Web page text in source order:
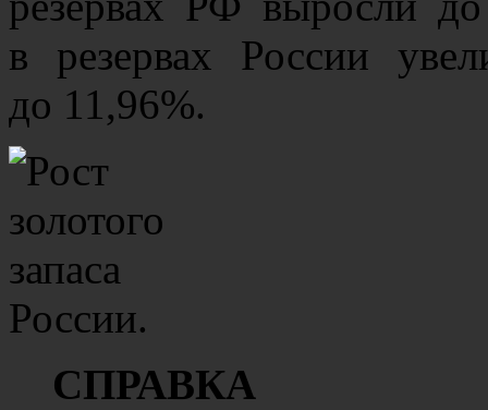
в резервах России
до 11,96%.
СПРАВКА